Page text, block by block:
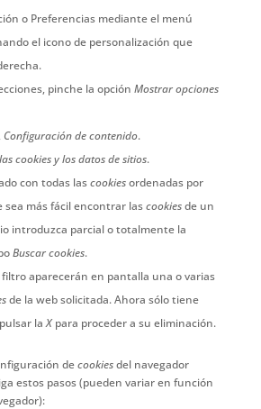
o Preferencias mediante el menú
el icono de personalización que
pinche la opción Mostrar opciones
Configuración de contenido.
cookies y los datos de sitios.
con todas lascookiesordenadas por
sea más fácil encontrar lascookiesde un
introduzca parcial o totalmente la
Buscar cookies.
aparecerán en pantalla una o varias
de la web solicitada. Ahora sólo tiene
laXpara proceder a su eliminación.
decookiesdel navegador
estos pasos (pueden variar en función